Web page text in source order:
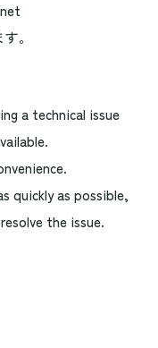
。
a technical issue
quickly as possible,
the issue.